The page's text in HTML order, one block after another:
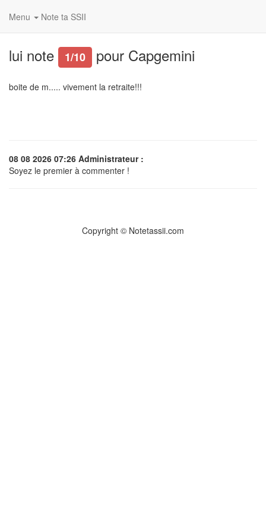
Menu Note ta SSII
lui note 1/10 pour Capgemini
boite de m..... vivement la retraite!!!
08 08 2026 07:26 Administrateur :
Soyez le premier à commenter !
Copyright © Notetassii.com